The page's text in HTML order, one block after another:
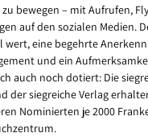
bewegen – mit Aufrufen,
auf den sozialen Medien.
wert, eine begehrte
und ein
auch noch dotiert: Die
der siegreiche Verlag
Nominierten je 2000